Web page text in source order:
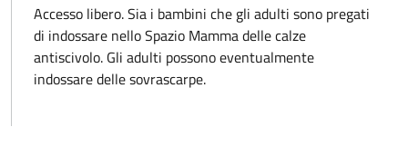
Accesso libero. Sia i bambini che gli adulti sono pregati
di indossare nello Spazio Mamma delle calze
antiscivolo. Gli adulti possono eventualmente
indossare delle sovrascarpe.